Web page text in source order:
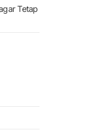
Tetap